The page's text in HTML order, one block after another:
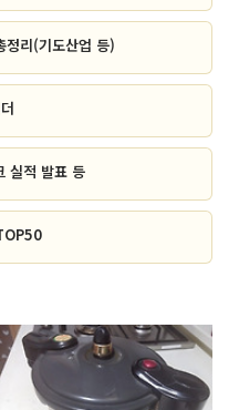
리(기도산업 등)
실적 발표 등